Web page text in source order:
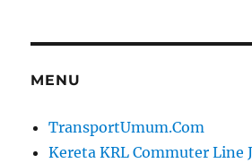
MENU
TransportUmum.Com
Kereta KRL Commuter Line